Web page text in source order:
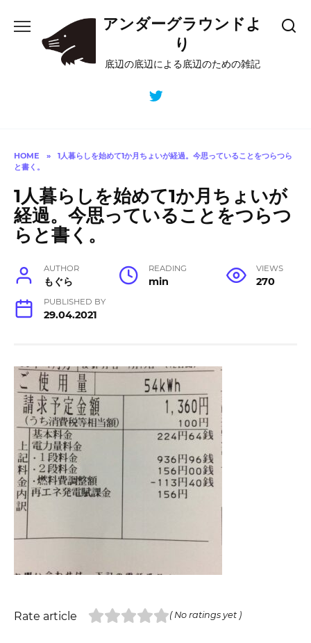
content
アンダーグラウンドよ
り
底辺の底辺による底辺のための雑記
HOME »
1人暮らしを始めて1か月ちょいが経過。今思っていることをつらつら
と書く。
1人暮らしを始めて1か月ちょいが
経過。今思っていることをつらつ
らと書く。
AUTHOR
もぐら
READING
min
VIEWS
270
PUBLISHED BY
29.04.2021
Rate article ( No ratings yet )